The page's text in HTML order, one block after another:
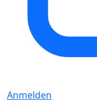
Anmelden